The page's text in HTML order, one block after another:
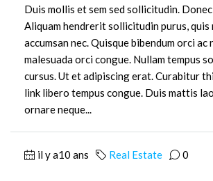
Duis mollis et sem sed sollicitudin.
Aliquam hendrerit sollicitudin purus, quis
accumsan nec. Quisque bibendum orci
malesuada orci congue. Nullam tempus
cursus. Ut et adipiscing erat. Curabitur
link libero tempus congue. Duis mattis
ornare neque...
il y a10 ans Real Estate 0